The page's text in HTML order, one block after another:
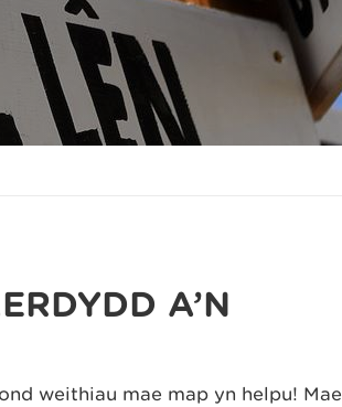
A’N
weithiau mae map yn helpu! Mae